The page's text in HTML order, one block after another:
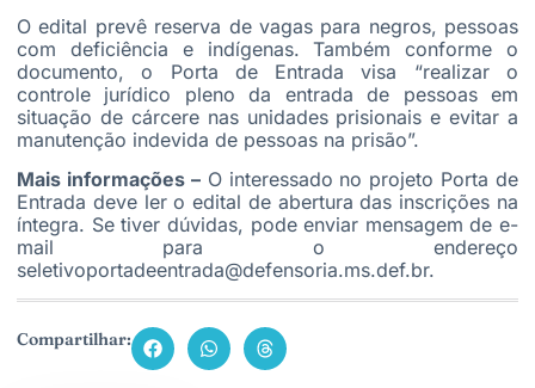
O edital prevê reserva de vagas para negros, pessoas
com deficiência e indígenas. Também conforme o
documento, o Porta de Entrada visa “realizar o
controle jurídico pleno da entrada de pessoas em
situação de cárcere nas unidades prisionais e evitar a
manutenção indevida de pessoas na prisão”.
Mais informações –O interessado no projeto Porta de
Entrada deve ler o edital de abertura das inscrições na
íntegra. Se tiver dúvidas, pode enviar mensagem de e-
mail para o endereço
seletivoportadeentrada@defensoria.ms.def.br.
Compartilhar: